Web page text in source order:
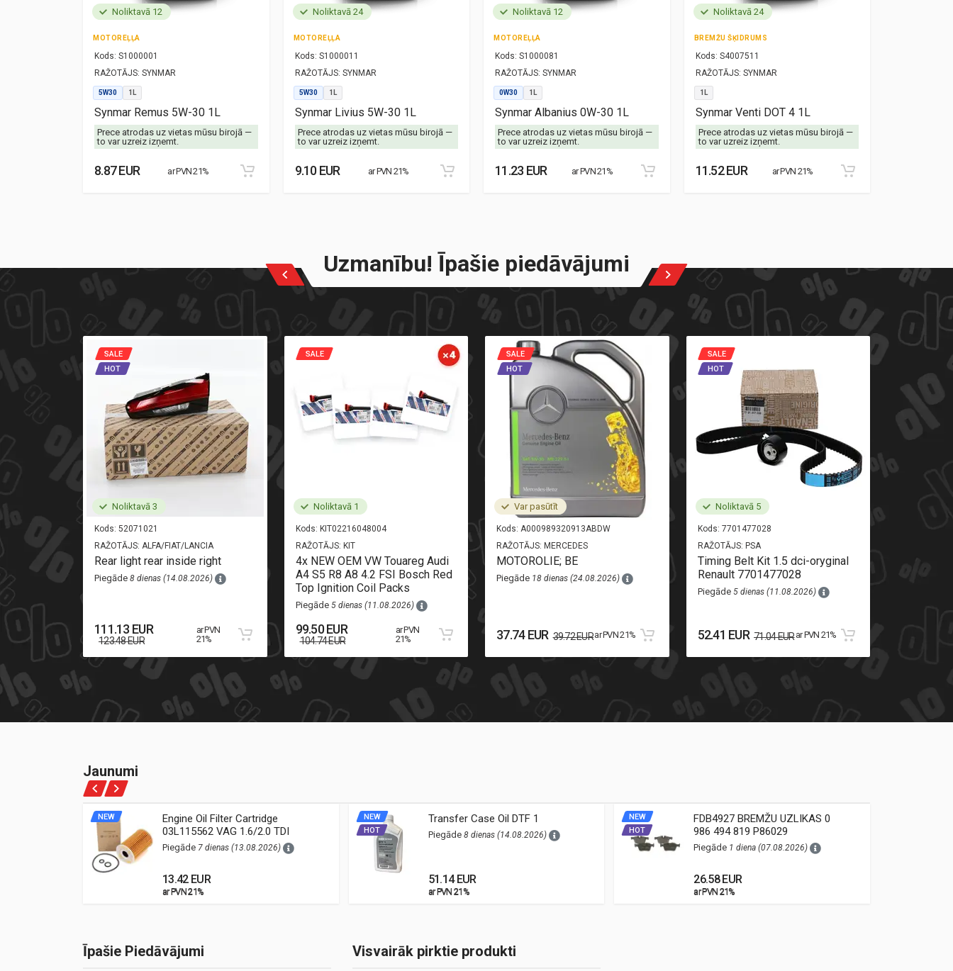
Noliktavā 12
MOTOREĻĻA
Kods: S1000001
RAŽOTĀJS: SYNMAR
5W30 1L
Synmar Remus 5W-30 1L
Prece atrodas uz vietas mūsu birojā —
to var uzreiz izņemt.
8.87 EUR ar PVN 21%
Noliktavā 24
MOTOREĻĻA
Kods: S1000011
RAŽOTĀJS: SYNMAR
5W30 1L
Synmar Livius 5W-30 1L
Prece atrodas uz vietas mūsu birojā —
to var uzreiz izņemt.
9.10 EUR ar PVN 21%
Noliktavā 12
MOTOREĻĻA
Kods: S1000081
RAŽOTĀJS: SYNMAR
0W30 1L
Synmar Albanius 0W-30 1L
Prece atrodas uz vietas mūsu birojā —
to var uzreiz izņemt.
11.23 EUR ar PVN 21%
Noliktavā 24
BREMŽU ŠĶIDRUMS
Kods: S4007511
RAŽOTĀJS: SYNMAR
1L
Synmar Venti DOT 4 1L
Prece atrodas uz vietas mūsu birojā —
to var uzreiz izņemt.
11.52 EUR ar PVN 21%
Uzmanību! Īpašie piedāvājumi
21%
Noliktavā 3
Kods: 52071021
RAŽOTĀJS: ALFA/FIAT/LANCIA
SALE
HOT
Rear light rear inside right
Piegāde 8 dienas (14.08.2026)
111.13 EUR
123.48 EUR
ar PVN
21%
Noliktavā 1
Kods: KIT02216048004
RAŽOTĀJS: KIT
SALE
4x NEW OEM VW Touareg Audi
A4 S5 R8 A8 4.2 FSI Bosch Red
Top Ignition Coil Packs
Piegāde 5 dienas (11.08.2026)
99.50 EUR
104.74 EUR
ar PVN
21%
Var pasūtīt
Kods: A000989320913ABDW
RAŽOTĀJS: MERCEDES
SALE
HOT
MOTOROLIE; BE
Piegāde 18 dienas (24.08.2026)
37.74 EUR 39.72 EURar PVN 21%
Noliktavā 5
Kods: 7701477028
RAŽOTĀJS: PSA
SALE
HOT
Timing Belt Kit 1.5 dci-oryginal
Renault 7701477028
Piegāde 5 dienas (11.08.2026)
52.41 EUR 71.04 EURar PVN 21%
Rear
Jaunumi
NEW
Engine Oil Filter Cartridge
03L115562 VAG 1.6/2.0 TDI
(Audi, VW, Škoda, Seat)
Piegāde 7 dienas (13.08.2026)
13.42 EUR
ar PVN 21%
ar PVN 21%
NEW
HOT
Transfer Case Oil DTF 1
Piegāde 8 dienas (14.08.2026)
51.14 EUR
ar PVN 21%
ar PVN 21%
NEW
HOT
FDB4927 BREMŽU UZLIKAS 0
986 494 819 P86029
Piegāde 1 diena (07.08.2026)
26.58 EUR
ar PVN 21%
ar PVN 21%
Īpašie Piedāvājumi Visvairāk pirktie produkti